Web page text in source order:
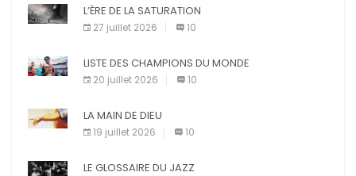
Facebook
Pinterest
Imprimer
L’ÈRE DE LA SATURATION
27 juillet 2026 10
LISTE DES CHAMPIONS DU MONDE
20 juillet 2026 10
LA MAIN DE DIEU
19 juillet 2026 10
LE GLOSSAIRE DU JAZZ